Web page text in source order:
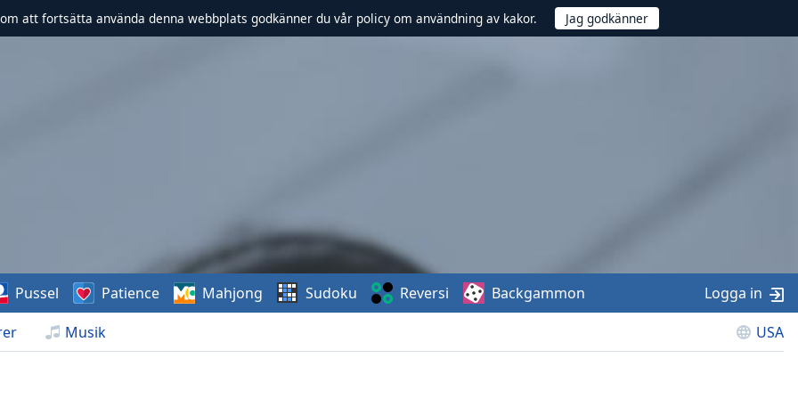
att fortsätta använda denna webbplats godkänner du vår policy om användning av kakor.
Musik USA
Pussel Patience Mahjong Sudoku Reversi Backgammon Logga in